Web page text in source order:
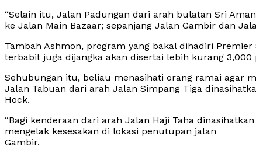
“Selain itu, Jalan Padungan dari arah bulatan Sri
ke Jalan Main Bazaar; sepanjang Jalan Gambir dan
Tambah Ashmon, program yang bakal dihadiri
terbabit juga dijangka akan disertai lebih kurang 3,000
Sehubungan itu, beliau menasihati orang ramai agar
Jalan Tabuan dari arah Jalan Simpang Tiga
Hock.
“Bagi kenderaan dari arah Jalan Haji Taha
mengelak kesesakan di lokasi penutupan jalan
Gambir.